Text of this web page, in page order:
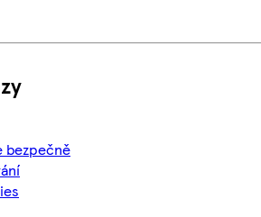
bezpečně